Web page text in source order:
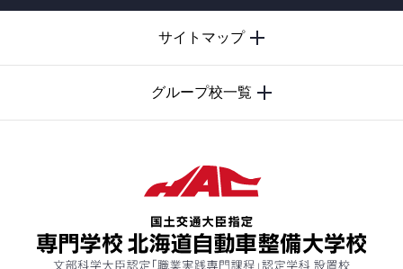
PAGE
サイトマップ
グループ校一覧